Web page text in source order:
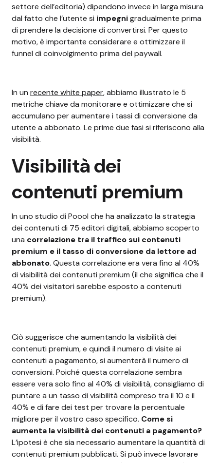
settore dell’editoria) dipendono invece in larga misura
dal fatto che l’utente si impegnigradualmente prima
di prendere la decisione di convertirsi. Per questo
motivo, è importante considerare e ottimizzare il
funnel di coinvolgimento prima del paywall.
In un recente white paper, abbiamo illustrato le 5
metriche chiave da monitorare e ottimizzare che si
accumulano per aumentare i tassi di conversione da
utente a abbonato. Le prime due fasi si riferiscono alla
visibilità.
Visibilità dei
contenuti premium
In uno studio di Poool che ha analizzato la strategia
dei contenuti di 75 editori digitali, abbiamo scoperto
una correlazione tra il traffico sui contenuti
premium e il tasso di conversione da lettore ad
abbonato. Questa correlazione era vera fino al 40%
di visibilità dei contenuti premium (il che significa che il
40% dei visitatori sarebbe esposto a contenuti
premium).
Ciò suggerisce che aumentando la visibilità dei
contenuti premium, e quindi il numero di visite ai
contenuti a pagamento, si aumenterà il numero di
conversioni. Poiché questa correlazione sembra
essere vera solo fino al 40% di visibilità, consigliamo di
puntare a un tasso di visibilità compreso tra il 10 e il
40% e di fare dei test per trovare la percentuale
migliore per il vostro caso specifico. Come si
aumenta la visibilità dei contenuti a pagamento?
L’ipotesi è che sia necessario aumentare la quantità di
contenuti premium pubblicati. Si può invece lavorare